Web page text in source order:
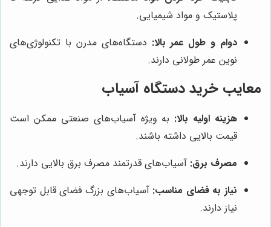
پلاستیک و مواد شیمیایی.
دوام و طول عمر بالا: دستگاه‌های مدرن با تکنولوژی‌های
نوین عمر طولانی دارند.
معایب خرید دستگاه آسیاب
هزینه اولیه بالا: به ویژه آسیاب‌های صنعتی ممکن است
قیمت بالایی داشته باشند.
مصرف برق: آسیاب‌های قدرتمند مصرف برق بالایی دارند.
نیاز به فضای مناسب: آسیاب‌های بزرگ فضای قابل توجهی
نیاز دارند.